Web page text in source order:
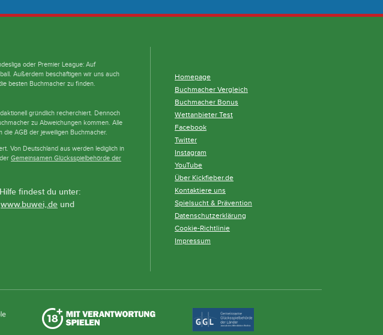
oder Premier League: Auf
Außerdem beschäftigen wir uns auch
besten Buchmacher zu finden.
gründlich recherchiert. Dennoch
zu Abweichungen kommen. Alle
AGB der jeweiligen Buchmacher.
Von Deutschland aus werden lediglich in
Gemeinsamen Glücksspielbehörde der
findest du unter:
www.buwei,.de und
Homepage
Buchmacher Vergleich
Buchmacher Bonus
Wettanbieter Test
Facebook
Twitter
Instagram
YouTube
Über Kickfieber.de
Kontaktiere uns
Spielsucht & Prävention
Datenschutzerklärung
Cookie-Richtlinie
Impressum